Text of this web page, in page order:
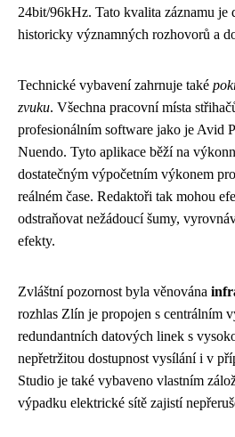
24bit/96kHz. Tato kvalita záznamu je
historicky významných rozhovorů a
Technické vybavení zahrnuje také
zvuku. Všechna pracovní místa
profesionálním software jako je Avid
Nuendo. Tyto aplikace běží na
dostatečným výpočetním výkonem
reálném čase. Redaktoři tak mohou
odstraňovat nežádoucí šumy,
efekty.
Zvláštní pozornost byla věnována
rozhlas Zlín je propojen s centrálním
redundantních datových linek s
nepřetržitou dostupnost vysílání i v
Studio je také vybaveno vlastním
výpadku elektrické sítě zajistí